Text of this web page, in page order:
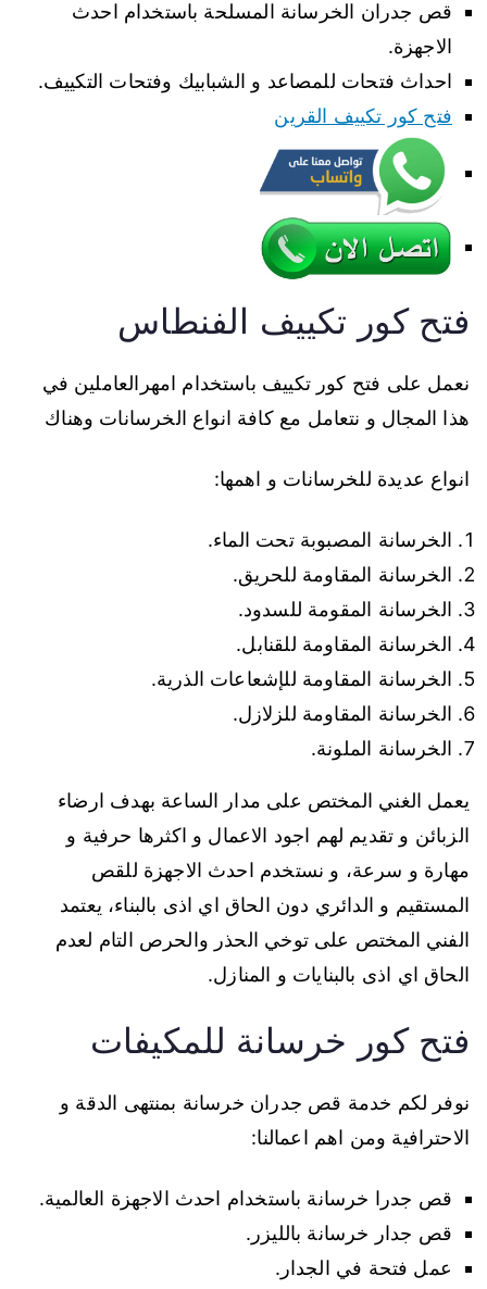
قص جدران الخرسانة المسلحة باستخدام احدث
الاجهزة.
احداث فتحات للمصاعد و الشبابيك وفتحات التكييف.
فتح كور تكييف القرين
فتح كور تكييف الفنطاس
نعمل على فتح كور تكييف باستخدام امهرالعاملين في
هذا المجال و نتعامل مع كافة انواع الخرسانات وهناك
انواع عديدة للخرسانات و اهمها:
الخرسانة المصبوبة تحت الماء.
الخرسانة المقاومة للحريق.
الخرسانة المقومة للسدود.
الخرسانة المقاومة للقنابل.
الخرسانة المقاومة للإشعاعات الذرية.
الخرسانة المقاومة للزلازل.
الخرسانة الملونة.
يعمل الغني المختص على مدار الساعة بهدف ارضاء
الزبائن و تقديم لهم اجود الاعمال و اكثرها حرفية و
مهارة و سرعة، و نستخدم احدث الاجهزة للقص
المستقيم و الدائري دون الحاق اي اذى بالبناء، يعتمد
الفني المختص على توخي الحذر والحرص التام لعدم
الحاق اي اذى بالبنايات و المنازل.
فتح كور خرسانة للمكيفات
نوفر لكم خدمة قص جدران خرسانة بمنتهى الدقة و
الاحترافية ومن اهم اعمالنا:
قص جدرا خرسانة باستخدام احدث الاجهزة العالمية.
قص جدار خرسانة بالليزر.
عمل فتحة في الجدار.